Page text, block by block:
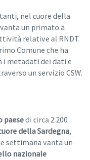
nel cuore della
un primato a
relative al RNDT.
Comune che ha
metadati dei dati e
un servizio CSW.
paesedi circa 2.200
della Sardegna,
settimana vanta un
nazionale